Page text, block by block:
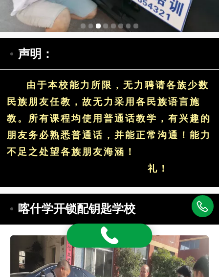
声明：
由于本校能力所限，无力聘请各族少数
民族朋友任教，故无力采用各民族语言施
教。所有课程均使用普通话教学，有兴趣的
朋友务必熟悉普通话，并能正常沟通！能力
不足之处望各族朋友海涵！
礼！
喀什学开锁配钥匙学校